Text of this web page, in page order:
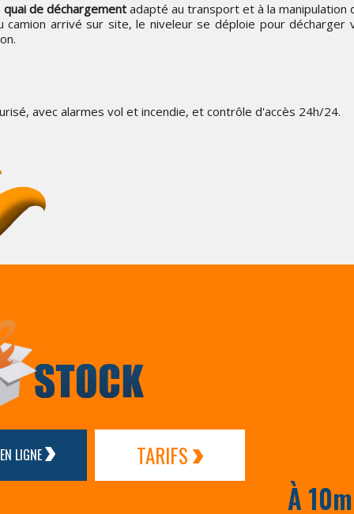
quai de déchargement adapté au transport et à la manipulation
camion arrivé sur site, le niveleur se déploie pour
avec alarmes vol et incendie, et contrôle d'accès 24h/24.
LIGNE TARIFS
À